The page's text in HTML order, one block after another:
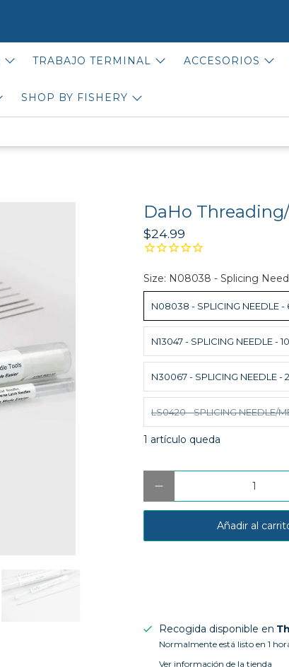
TRABAJO TERMINAL ACCESORIOS
SHOP BY FISHERY
DaHo
$24.99
Size: N08038 - Splicing
N08038 - SPLICING NEEDLE
N13047 - SPLICING NEEDLE -
N30067 - SPLICING NEEDLE
LS0420 - SPLICING NEEDLE/
1 artículo queda
Añadir al
Recogida disponible en
Normalmente está listo en 1
Ver información de la tienda